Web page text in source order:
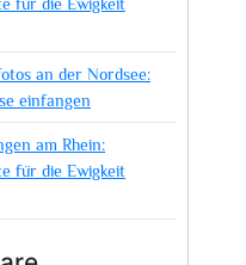
an der Nordsee:
einfangen
am Rhein:
für die Ewigkeit